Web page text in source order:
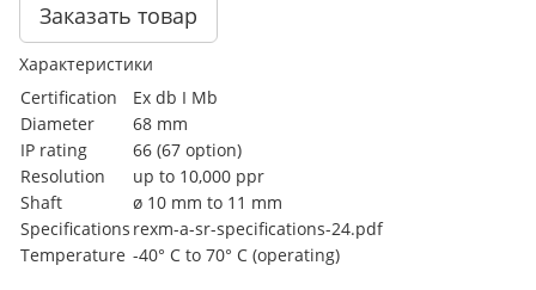
Заказать товар
Характеристики
Certification
Ex db I Mb
Diameter
68 mm
IP rating
66 (67 option)
Resolution
up to 10,000 ppr
Shaft
ø 10 mm to 11 mm
Specifications rexm-a-sr-specifications-24.pdf
Temperature -40° C to 70° C (operating)